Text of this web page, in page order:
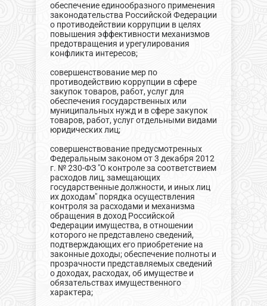
обеспечение единообразного применения
законодательства Российской Федерации
о противодействии коррупции в целях
повышения эффективности механизмов
предотвращения и урегулирования
конфликта интересов;
совершенствование мер по
противодействию коррупции в сфере
закупок товаров, работ, услуг для
обеспечения государственных или
муниципальных нужд и в сфере закупок
товаров, работ, услуг отдельными видами
юридических лиц;
совершенствование предусмотренных
Федеральным законом от 3 декабря 2012
г. № 230-ФЗ "О контроле за соответствием
расходов лиц, замещающих
государственные должности, и иных лиц
их доходам" порядка осуществления
контроля за расходами и механизма
обращения в доход Российской
Федерации имущества, в отношении
которого не представлено сведений,
подтверждающих его приобретение на
законные доходы; обеспечение полноты и
прозрачности представляемых сведений
о доходах, расходах, об имуществе и
обязательствах имущественного
характера;